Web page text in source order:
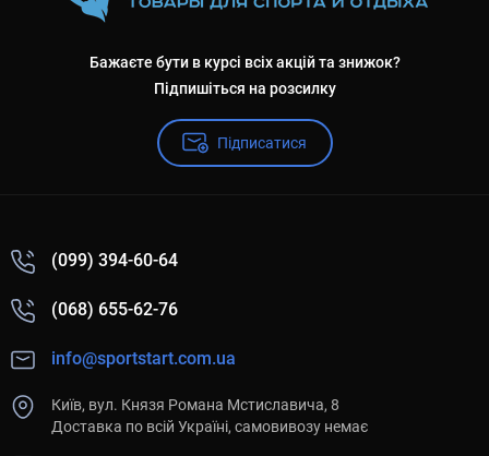
Бажаєте бути в курсі всіх акцій та знижок?
Підпишіться на розсилку
Підписатися
(099) 394-60-64
(068) 655-62-76
info@sportstart.com.ua
Київ, вул. Князя Романа Мстиславича, 8
Доставка по всій Україні, самовивозу немає